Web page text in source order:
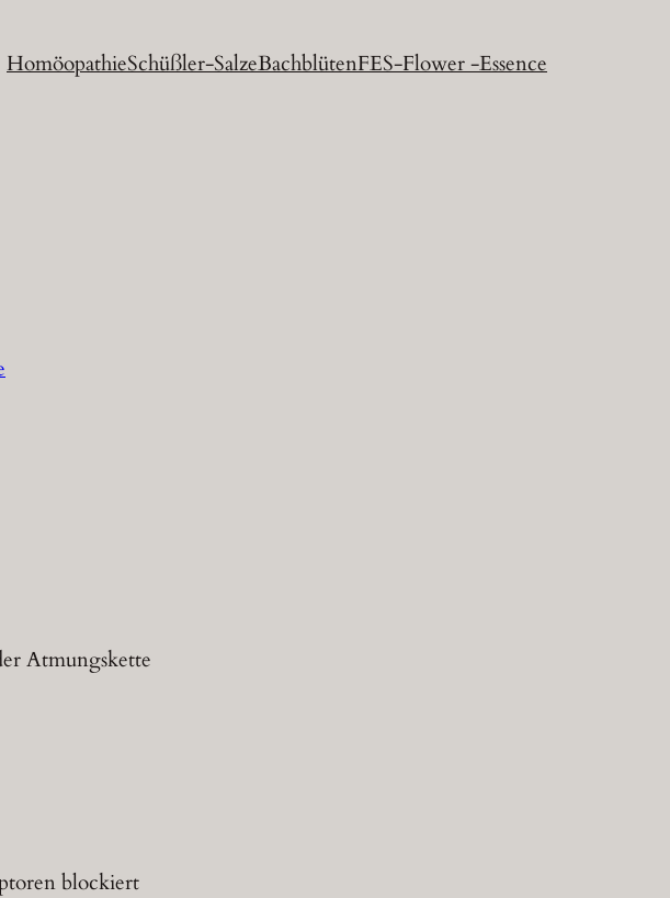
HomöopathieSchüßler-SalzeBachblütenFES-Flower -Essence
Atmungskette
blockiert